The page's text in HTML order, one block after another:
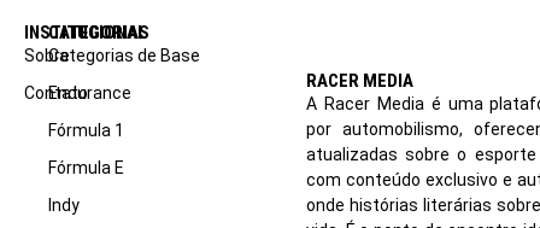
INSTITUCIONAL
Sobre
Contato
CATEGORIAS
Categorias de Base
Endurance
Fórmula 1
Fórmula E
Indy
RACER MEDIA
A Racer Media é uma
por automobilismo,
atualizadas sobre o
com conteúdo exclusivo e
onde histórias literárias